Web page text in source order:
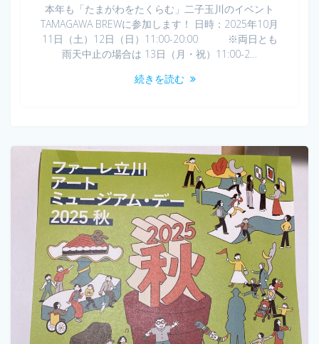
本年も「たまがわをたくらむ」二子玉川のイベント
TAMAGAWA BREWに参加します！ 日時：2025年10月
11日（土）12日（日）11:00-20:00 ※両日とも
雨天中止の場合は 13日（月・祝）11:00-2…
続きを読む